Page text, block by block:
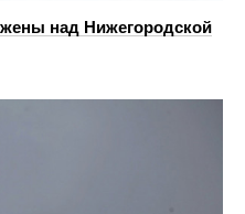
над Нижегородской